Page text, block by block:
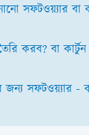
সফটওয়্যার বা
করব? বা
জন্য সফটওয়্যার -